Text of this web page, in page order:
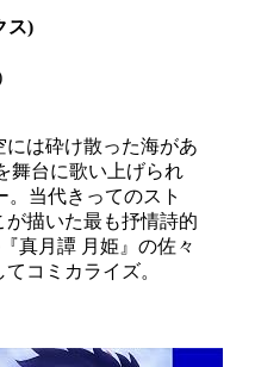
ス)
には砕け散った海があ
舞台に歌い上げられ
。当代きってのスト
描いた最も抒情詩的
真月譚 月姫』の佐々
コミカライズ。